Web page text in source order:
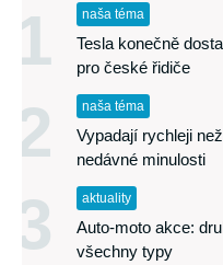
1 naša téma
Tesla konečně
pro české řidiče
2 naša téma
Vypadají rychleji
nedávné minulosti
3 aktuality
Auto-moto akce:
všechny typy